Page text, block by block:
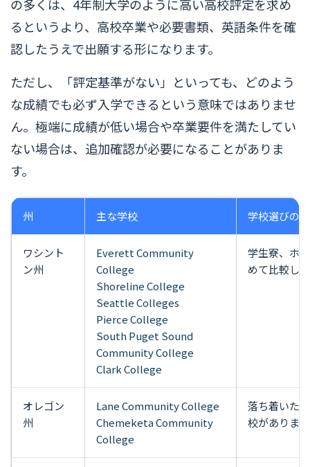
の多くは、4年制大学のように高い高校評定を求め
るというより、高校卒業や必要書類、英語条件を確
認したうえで出願する形になります。
ただし、「評定基準がない」といっても、どのよう
な成績でも必ず入学できるという意味ではありませ
ん。極端に成績が低い場合や卒業要件を満たしてい
ない場合は、追加確認が必要になることがありま
す。
州 主な学校 学校選びの
ワシント
ン州
Everett Community
College
Shoreline College
Seattle Colleges
Pierce College
South Puget Sound
Community College
Clark College
学生寮、ホ
めて比較し
オレゴン
州
Lane Community College
Chemeketa Community
College
落ち着いた
校がありま